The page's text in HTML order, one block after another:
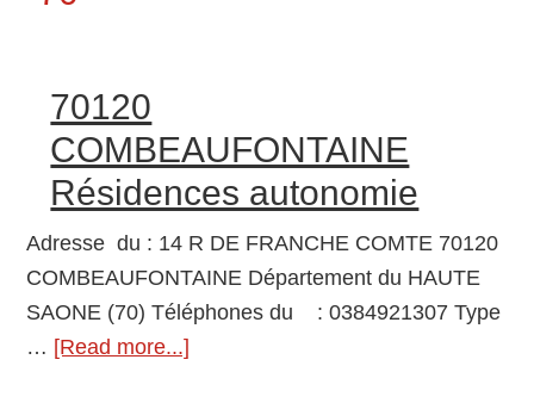
70120
COMBEAUFONTAINE
Résidences autonomie
Adresse du : 14 R DE FRANCHE COMTE 70120
COMBEAUFONTAINE Département du HAUTE
SAONE (70) Téléphones du : 0384921307 Type
… [Read more...]